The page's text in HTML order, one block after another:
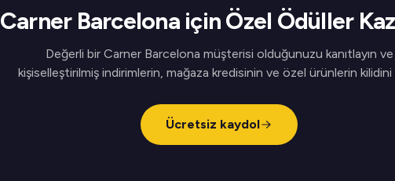
Carner Barcelona için Özel Ödüller
Değerli bir Carner Barcelona müşterisi olduğunuzu kanıtlayın ve
kişiselleştirilmiş indirimlerin, mağaza kredisinin ve özel ürünlerin kilidini
Ücretsiz kaydol